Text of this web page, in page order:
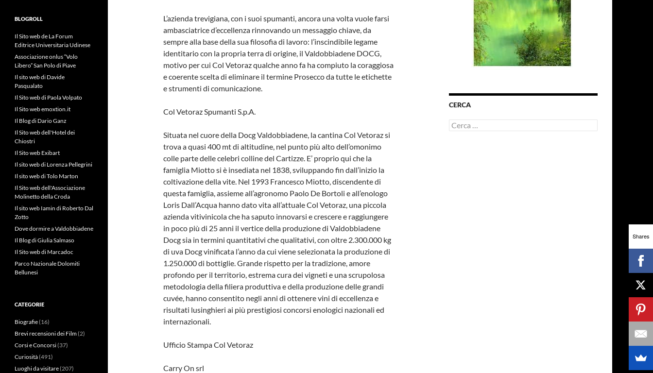
L’azienda trevigiana, con i suoi spumanti, ancora una volta vuole farsi
ambasciatrice d’eccellenza rinnovando un messaggio chiave, da
sempre alla base della sua filosofia di lavoro: l’inscindibile legame
identitario con la propria terra di origine, il Valdobbiadene DOCG,
motivo per cui Col Vetoraz qualche anno fa ha compiuto la coraggiosa
e coerente scelta di eliminare il termine Prosecco da tutte le etichette
e strumenti di comunicazione.
Col Vetoraz Spumanti S.p.A.
Situata nel cuore della Docg Valdobbiadene, la cantina Col Vetoraz si
trova a quasi 400 mt di altitudine, nel punto più alto dell’omonimo
colle parte delle celebri colline del Cartizze. E’ proprio qui che la
famiglia Miotto si è insediata nel 1838, sviluppando fin dall’inizio la
coltivazione della vite. Nel 1993 Francesco Miotto, discendente di
questa famiglia, assieme all’agronomo Paolo De Bortoli e all’enologo
Loris Dall’Acqua hanno dato vita all’attuale Col Vetoraz, una piccola
azienda vitivinicola che ha saputo innovarsi e crescere e raggiungere
in poco più di 25 anni il vertice della produzione di Valdobbiadene
Docg sia in termini quantitativi che qualitativi, con oltre 2.300.000 kg
di uva Docg vinificata l’anno da cui viene selezionata la produzione di
1.250.000 di bottiglie. Grande rispetto per la tradizione, amore
profondo per il territorio, estrema cura dei vigneti e una scrupolosa
metodologia della filiera produttiva e della produzione delle grandi
cuvée, hanno consentito negli anni di ottenere vini di eccellenza e
risultati lusinghieri ai più prestigiosi concorsi enologici nazionali ed
internazionali.
Ufficio Stampa Col Vetoraz
Carry On srl
CERCA
Ricerca
per:
BLOGROLL
Il Sito web de La Forum
Editrice Universitaria Udinese
Associazione onlus “Volo
Libero” San Polo di Piave
Il sito web di Davide
Pasqualato
Il Sito web di Paola Volpato
Il Sito web emoxtion.it
Il Blog di Dario Ganz
Il Sito web dell'Hotel dei
Chiostri
Il Sito web Exibart
Il sito web di Lorenza Pellegrini
Il sito web di Tolo Marton
Il Sito web dell'Associazione
Molinetto della Croda
Il sito web Iamin di Roberto Dal
Zotto
Dove dormire a Valdobbiadene
Il Blog di Giulia Salmaso
Il Sito web di Marcadoc
Parco Nazionale Dolomiti
Bellunesi
CATEGORIE
Biografie(16)
Brevi recensioni dei Film(2)
Corsi e Concorsi(37)
Curiosità(491)
Luoghi da visitare(207)
Shares